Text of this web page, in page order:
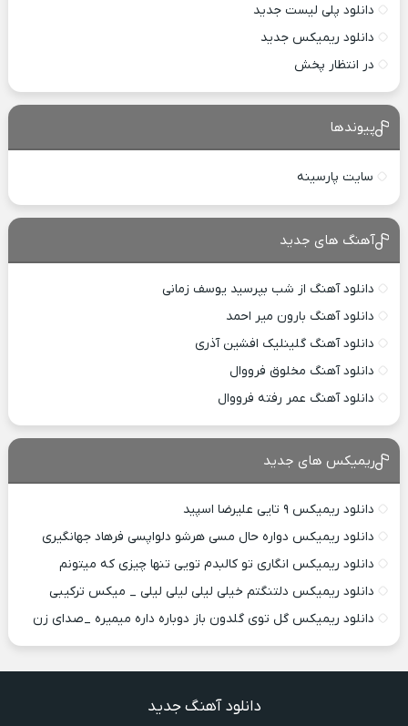
دانلود پلی لیست جدید
دانلود ریمیکس جدید
در انتظار پخش
پیوندها
سایت پارسینه
آهنگ های جدید
دانلود آهنگ از شب بپرسید یوسف زمانی
دانلود آهنگ بارون میر احمد
دانلود آهنگ گلینلیک افشین آذری
دانلود آهنگ مخلوق فرووال
دانلود آهنگ عمر رفته فرووال
ریمیکس های جدید
دانلود ریمیکس ۹ تایی علیرضا اسپید
دانلود ریمیکس دواره حال مسی هرشو دلواپسی فرهاد جهانگیری
دانلود ریمیکس انگاری تو کالبدم تویی تنها چیزی که میتونم
دانلود ریمیکس دلتنگتم خیلی لیلی لیلی لیلی _ میکس ترکیبی
دانلود ریمیکس گل توی گلدون باز دوباره داره میمیره _صدای زن
دانلود آهنگ جدید